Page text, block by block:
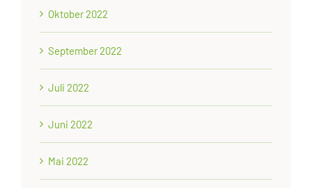
Oktober 2022
September 2022
Juli 2022
Juni 2022
Mai 2022